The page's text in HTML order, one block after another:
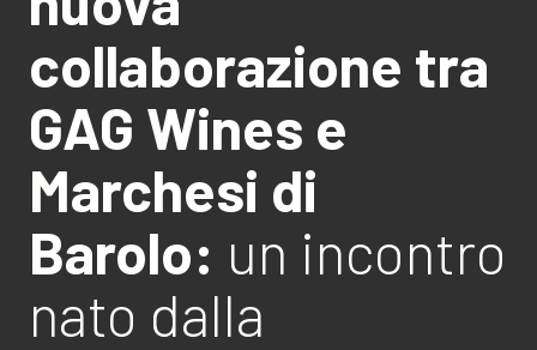
collaborazione tra
GAG Wines e
Marchesi di
Barolo: un incontro
nato dalla